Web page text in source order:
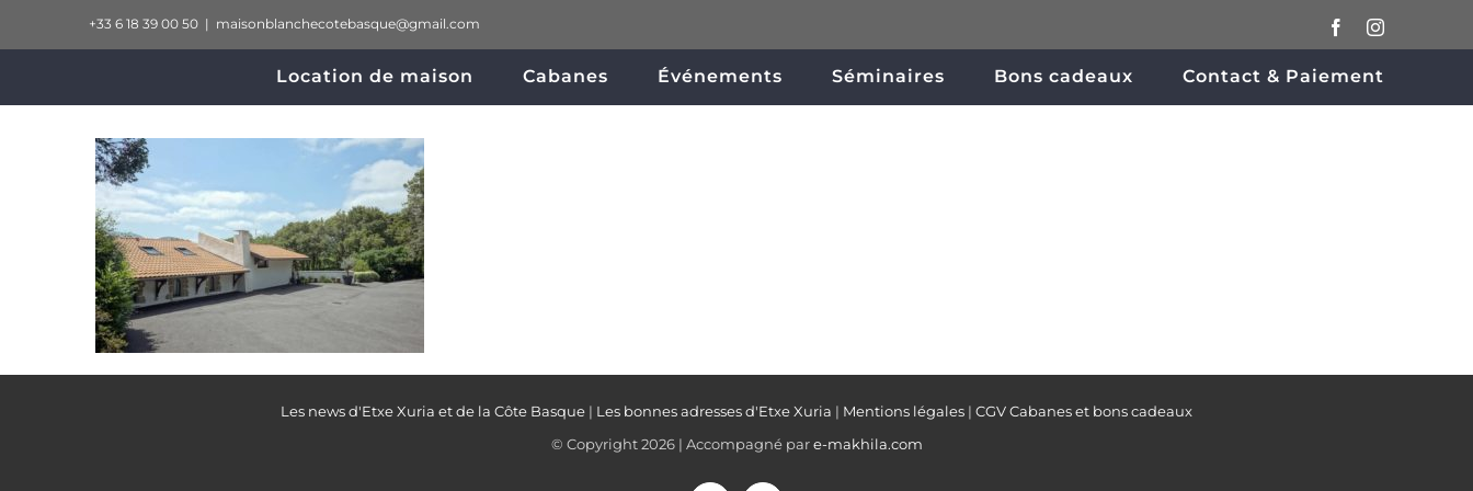
au
+33 6 18 39 00 50 | maisonblanchecotebasque@gmail.com FacebookInstagram
Location de maison Cabanes Événements Séminaires Bons cadeaux Contact & Paiement
Les news d'Etxe Xuria et de la Côte Basque | Les bonnes adresses d'Etxe Xuria | Mentions légales | CGV Cabanes et bons cadeaux
© Copyright2026 | Accompagné pare-makhila.com